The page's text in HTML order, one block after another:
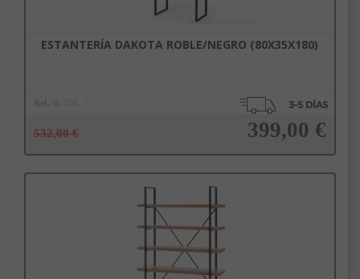
ESTANTERÍA DAKOTA ROBLE/NEGRO (80X35X180)
Ref. sh-250
532,00 € 399,00 €